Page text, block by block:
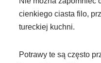
cienkiego ciasta filo,
tureckiej kuchni.
Potrawy te są często